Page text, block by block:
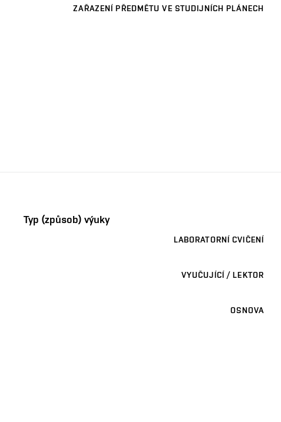
ZAŘAZENÍ PŘEDMĚTU VE STUDIJNÍCH PLÁNECH
Typ (způsob) výuky
LABORATORNÍ CVIČENÍ
VYUČUJÍCÍ / LEKTOR
OSNOVA